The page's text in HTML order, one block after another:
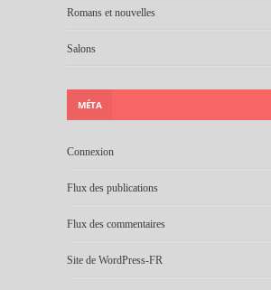
Romans et nouvelles
Salons
MÉTA
Connexion
Flux des publications
Flux des commentaires
Site de WordPress-FR